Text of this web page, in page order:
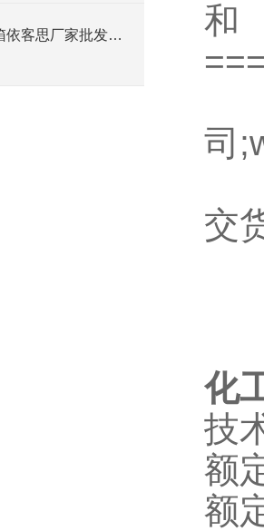
防爆动力配电箱依客思厂家批发（型号参数）
司
交
化
技
额
额